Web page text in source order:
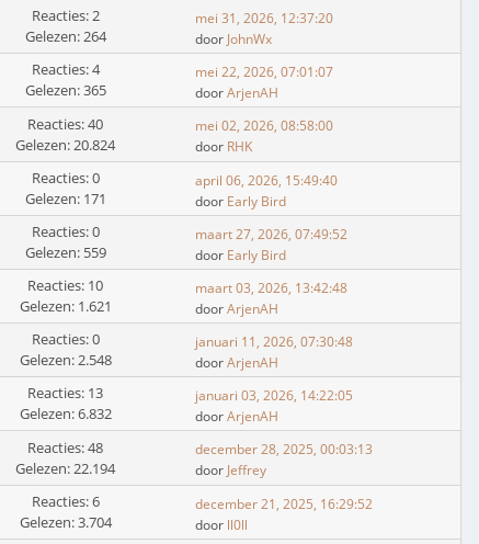
Reacties: 2
Gelezen: 264
mei 31, 2026, 12:37:20
door JohnWx
Reacties: 4
Gelezen: 365
mei 22, 2026, 07:01:07
doorArjenAH
Reacties: 40
Gelezen: 20.824
mei 02, 2026, 08:58:00
door RHK
Reacties: 0
Gelezen: 171
april 06, 2026, 15:49:40
door Early Bird
Reacties: 0
Gelezen: 559
maart 27, 2026, 07:49:52
door Early Bird
Reacties: 10
Gelezen: 1.621
maart 03, 2026, 13:42:48
doorArjenAH
Reacties: 0
Gelezen: 2.548
januari 11, 2026, 07:30:48
doorArjenAH
Reacties: 13
Gelezen: 6.832
januari 03, 2026, 14:22:05
doorArjenAH
Reacties: 48
Gelezen: 22.194
december 28, 2025, 00:03:13
door Jeffrey
Reacties: 6
Gelezen: 3.704
december 21, 2025, 16:29:52
door ll0ll